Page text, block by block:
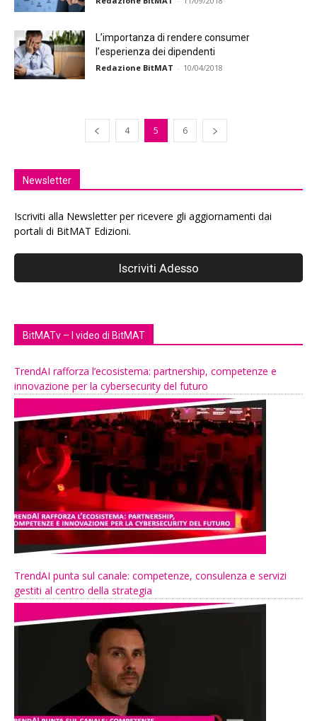
L’importanza di rendere consumer
l’esperienza dei dipendenti
Redazione BitMAT - 10/04/2018
4 5 6
Newsletter
Iscriviti alla Newsletter per ricevere gli aggiornamenti dai
portali di BitMAT Edizioni.
BitMATv – I video di BitMAT
TrendAI rafforza l’ecosistema: partnership, competenze e
innovazione per la cybersecurity del futuro
TrendAI punta sul canale: competenze, consulenza e servizi
gestiti al centro della strategia